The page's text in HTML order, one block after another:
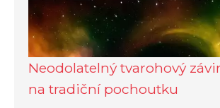
Neodolatelný tvarohový
na tradiční pochoutku